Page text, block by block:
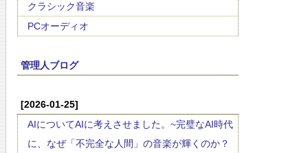
クラシック音楽
PCオーディオ
管理人ブログ
[2026-01-25]
AIについてAIに考えさせました。~完璧なAI時代
に、なぜ「不完全な人間」の音楽が輝くのか？